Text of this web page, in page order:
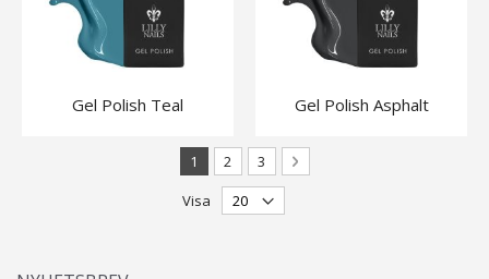
Gel Polish Teal Gel Polish Asphalt
Sida
You're currently reading page
1 Sida
2 Sida
3 Sida
Nästa
Visa